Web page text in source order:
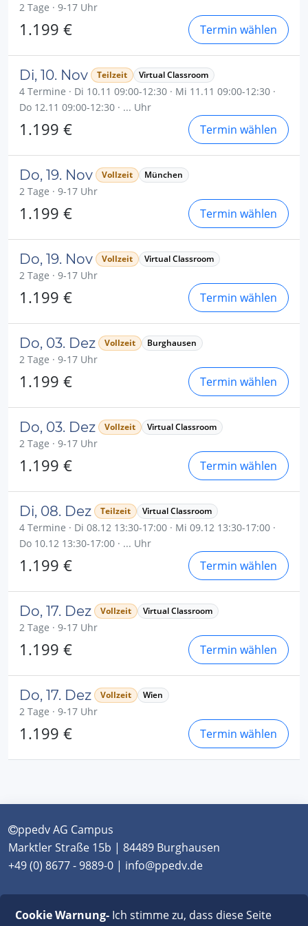
2 Tage · 9-17 Uhr
1.199 € Termin wählen
Di, 10. Nov Teilzeit Virtual Classroom
4 Termine · Di 10.11 09:00-12:30 · Mi 11.11 09:00-12:30 ·
Do 12.11 09:00-12:30 · ... Uhr
1.199 € Termin wählen
Do, 19. Nov Vollzeit München
2 Tage · 9-17 Uhr
1.199 € Termin wählen
Do, 19. Nov Vollzeit Virtual Classroom
2 Tage · 9-17 Uhr
1.199 € Termin wählen
Do, 03. Dez Vollzeit Burghausen
2 Tage · 9-17 Uhr
1.199 € Termin wählen
Do, 03. Dez Vollzeit Virtual Classroom
2 Tage · 9-17 Uhr
1.199 € Termin wählen
Di, 08. Dez Teilzeit Virtual Classroom
4 Termine · Di 08.12 13:30-17:00 · Mi 09.12 13:30-17:00 ·
Do 10.12 13:30-17:00 · ... Uhr
1.199 € Termin wählen
Do, 17. Dez Vollzeit Virtual Classroom
2 Tage · 9-17 Uhr
1.199 € Termin wählen
Do, 17. Dez Vollzeit Wien
2 Tage · 9-17 Uhr
1.199 € Termin wählen
ppedv AG Campus
Marktler Straße 15b | 84489 Burghausen
+49 (0) 8677 - 9889-0 | info@ppedv.de
Cookie Warnung-Ich stimme zu, dass diese Seite